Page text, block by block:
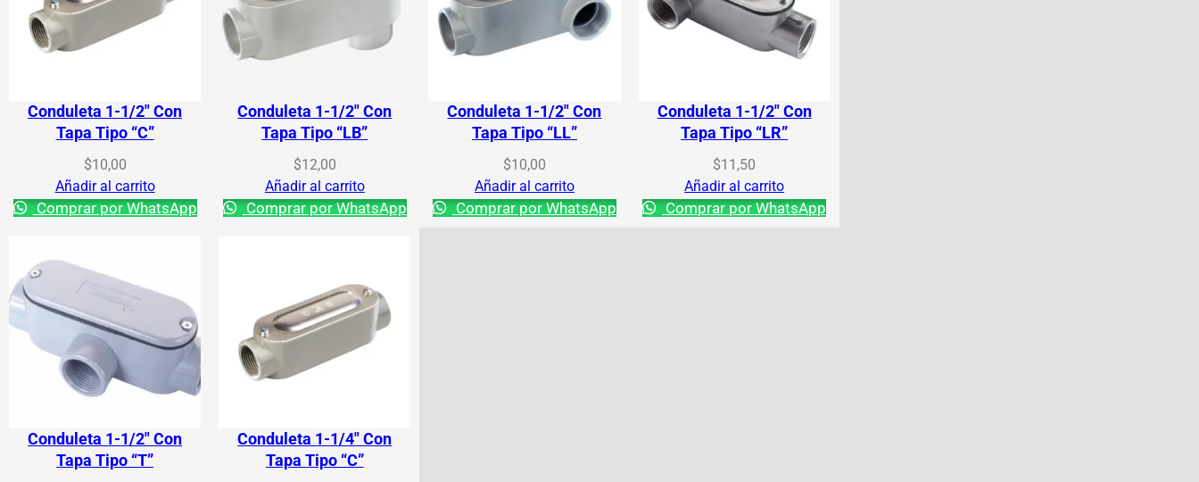
Conduleta 1-1/2″ Con
Tapa Tipo “C”
$10,00
Añadir al carrito
Comprar por WhatsApp
Conduleta 1-1/2″ Con
Tapa Tipo “LB”
$12,00
Añadir al carrito
Comprar por WhatsApp
Conduleta 1-1/2″ Con
Tapa Tipo “LL”
$10,00
Añadir al carrito
Comprar por WhatsApp
Conduleta 1-1/2″ Con
Tapa Tipo “LR”
$11,50
Añadir al carrito
Comprar por WhatsApp
Conduleta 1-1/2″ Con
Tapa Tipo “T”
Conduleta 1-1/4″ Con
Tapa Tipo “C”